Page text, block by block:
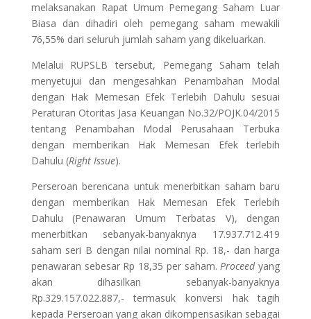
melaksanakan Rapat Umum Pemegang Saham Luar
Biasa dan dihadiri oleh pemegang saham mewakili
76,55% dari seluruh jumlah saham yang dikeluarkan.
Melalui RUPSLB tersebut, Pemegang Saham telah
menyetujui dan mengesahkan Penambahan Modal
dengan Hak Memesan Efek Terlebih Dahulu sesuai
Peraturan Otoritas Jasa Keuangan No.32/POJK.04/2015
tentang Penambahan Modal Perusahaan Terbuka
dengan memberikan Hak Memesan Efek terlebih
Dahulu (Right Issue).
Perseroan berencana untuk menerbitkan saham baru
dengan memberikan Hak Memesan Efek Terlebih
Dahulu (Penawaran Umum Terbatas V), dengan
menerbitkan sebanyak-banyaknya 17.937.712.419
saham seri B dengan nilai nominal Rp. 18,- dan harga
penawaran sebesar Rp 18,35 per saham.Proceedyang
akan dihasilkan sebanyak-banyaknya
Rp.329.157.022.887,- termasuk konversi hak tagih
kepada Perseroan yang akan dikompensasikan sebagai